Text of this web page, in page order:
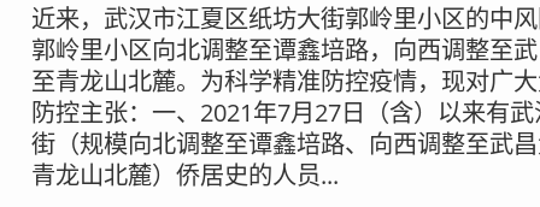
近来，武汉市江夏区纸坊大街郭岭里小区的中
郭岭里小区向北调整至谭鑫培路，向西调整至
至青龙山北麓。为科学精准防控疫情，现对广
防控主张：一、2021年7月27日（含）以来有
街（规模向北调整至谭鑫培路、向西调整至武
青龙山北麓）侨居史的人员...